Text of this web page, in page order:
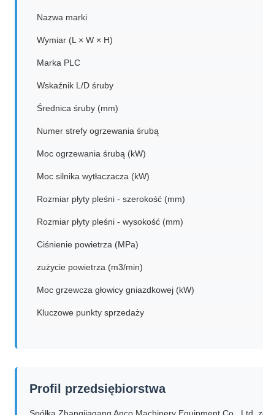
Nazwa marki
Wymiar (L × W × H)
Marka PLC
Wskaźnik L/D śruby
Średnica śruby (mm)
Numer strefy ogrzewania śrubą
Moc ogrzewania śrubą (kW)
Moc silnika wytłaczacza (kW)
Rozmiar płyty pleśni - szerokość (mm)
Rozmiar płyty pleśni - wysokość (mm)
Ciśnienie powietrza (MPa)
zużycie powietrza (m3/min)
Moc grzewcza głowicy gniazdkowej (kW)
Kluczowe punkty sprzedaży
Profil przedsiębiorstwa
Spółka Zhangjiagang Anco Machinery Equipment Co., Ltd.